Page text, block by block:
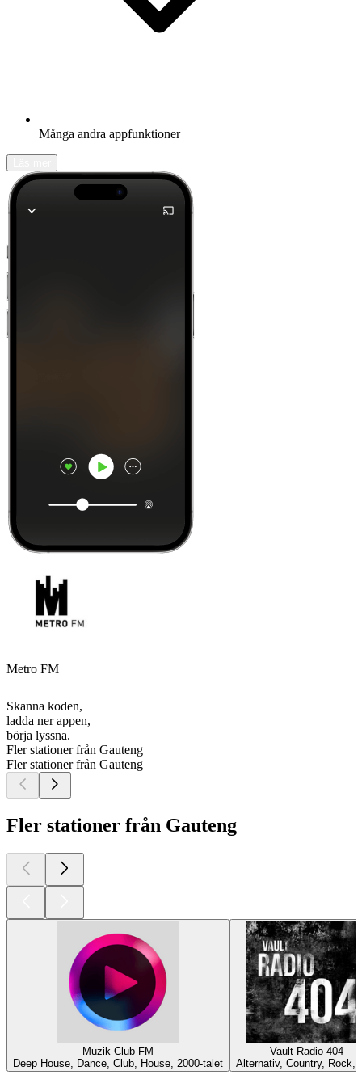
Många andra appfunktioner
Metro FM
Skanna koden,
ladda ner appen,
börja lyssna.
Fler stationer från Gauteng
Fler stationer från Gauteng
Fler stationer från Gauteng
Muzik Club FM
Deep House, Dance, Club, House, 2000-talet
Vault Radio 404
Alternativ, Country, Rock,